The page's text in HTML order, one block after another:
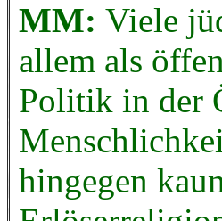
MM: Viele
allem als
Politik in der
hingegen